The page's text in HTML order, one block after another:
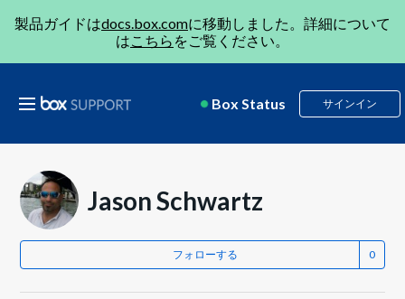
製品ガイドはdocs.box.comに移動しました。詳細について
はこちら をご覧ください。
Box Status サインイン
Jason Schwartz
フォローする